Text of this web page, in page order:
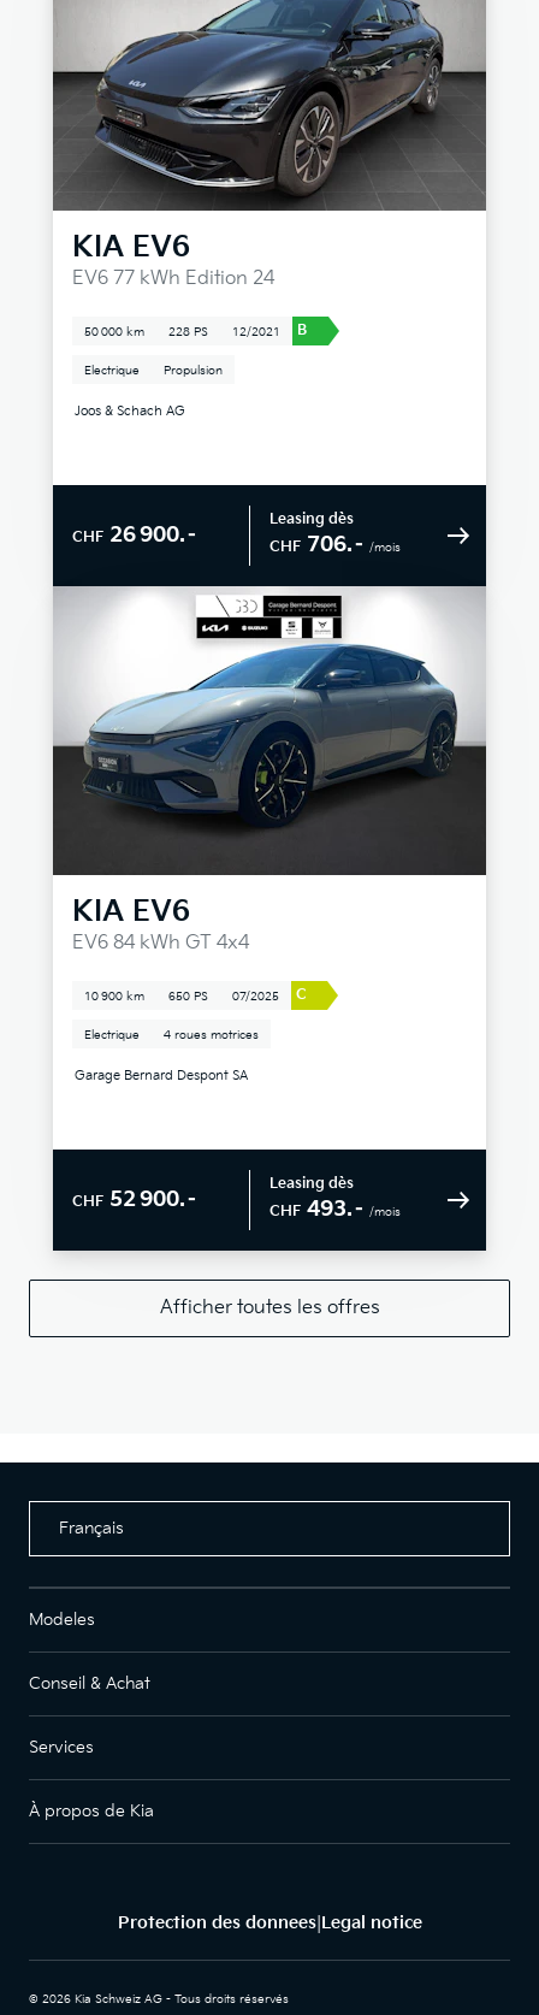
KIA EV6
EV6 77 kWh Edition 24
50 000 km 228 PS 12/2021 B
Electrique Propulsion
Joos & Schach AG
CHF 26 900.–
Leasing dès
CHF 706.– /mois
KIA EV6
EV6 84 kWh GT 4x4
10 900 km 650 PS 07/2025 C
Electrique 4 roues motrices
Garage Bernard Despont SA
CHF 52 900.–
Leasing dès
CHF 493.– /mois
Afficher toutes les offres
Français
Modeles
Conseil & Achat
Services
À propos de Kia
Protection des donnees| Legal notice
© 2026 Kia Schweiz AG - Tous droits réservés